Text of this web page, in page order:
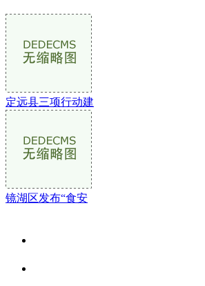
定远县三项行动建
镜湖区发布“食安